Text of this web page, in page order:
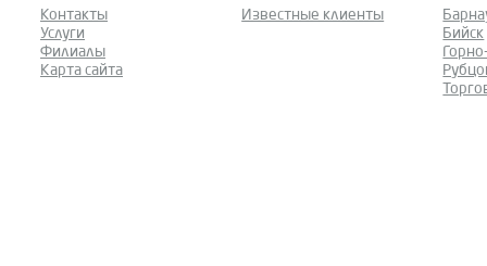
Контакты
Услуги
Филиалы
Карта сайта
Известные клиенты
Бийск